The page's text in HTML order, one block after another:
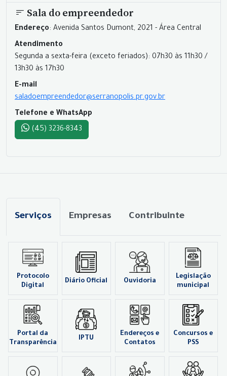
Sala do empreendedor
Endereço: Avenida Santos Dumont, 2021 - Área Central
Atendimento
Segunda a sexta-feira (exceto feriados): 07h30 às 11h30 /
13h30 às 17h30
E-mail
saladoempreendedor@serranopolis.pr.gov.br
Telefone e WhatsApp
(45) 3236-8343
Serviços Empresas Contribuinte
Protocolo
Digital
Diário Oficial Ouvidoria
Legislação
municipal
Portal da
Transparência
IPTU
Endereços e
Contatos
Concursos e
PSS